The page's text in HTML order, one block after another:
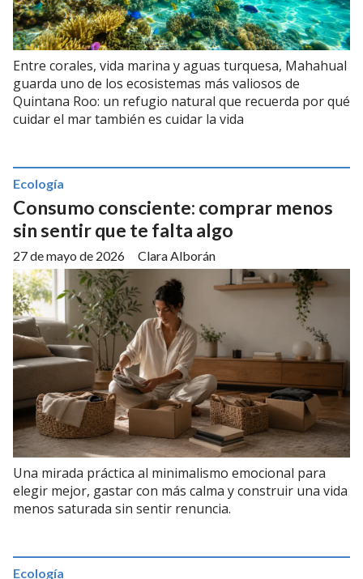
Entre corales, vida marina y aguas turquesa, Mahahual
guarda uno de los ecosistemas más valiosos de
Quintana Roo: un refugio natural que recuerda por qué
cuidar el mar también es cuidar la vida
Consumo consciente: comprar menos
sin sentir que te falta algo
Clara Alborán
Ecología
27 de mayo de 2026
Una mirada práctica al minimalismo emocional para
elegir mejor, gastar con más calma y construir una vida
menos saturada sin sentir renuncia.
Ecología